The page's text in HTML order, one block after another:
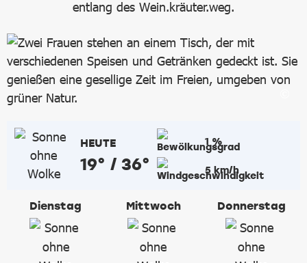
entlang des Wein.kräuter.weg.
HEUTE
19° / 36°
1 %
5 km/h
Dienstag Mittwoch Donnerstag